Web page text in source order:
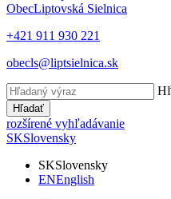
ObecLiptovská Sielnica
+421 911 930 221
obecls@liptsielnica.sk
Hľadať
rozšírené vyhľadávanie
SKSlovensky
SKSlovensky
ENEnglish